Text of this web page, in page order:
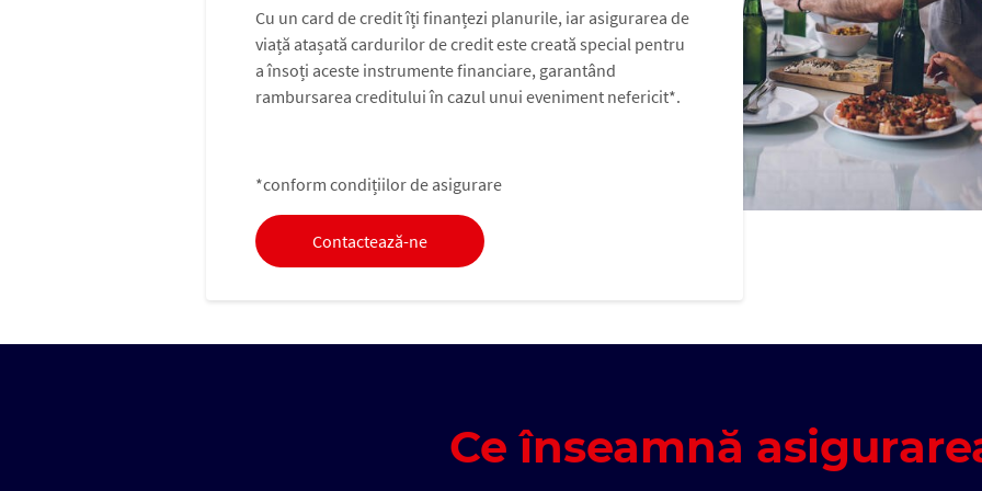
Cu un card de credit îți finanțezi planurile, iar asigurarea de
viață atașată cardurilor de credit este creată special pentru
a însoți aceste instrumente financiare, garantând
rambursarea creditului în cazul unui eveniment nefericit*.
*conform condițiilor de asigurare
Contactează-ne
Ce înseamnă